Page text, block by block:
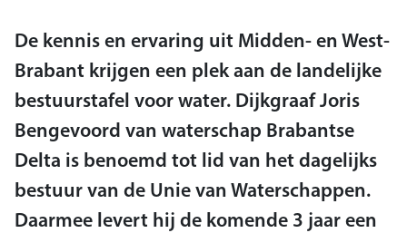
De kennis en ervaring uit Midden- en West-
Brabant krijgen een plek aan de landelijke
bestuurstafel voor water. Dijkgraaf Joris
Bengevoord van waterschap Brabantse
Delta is benoemd tot lid van het dagelijks
bestuur van de Unie van Waterschappen.
Daarmee levert hij de komende 3 jaar een